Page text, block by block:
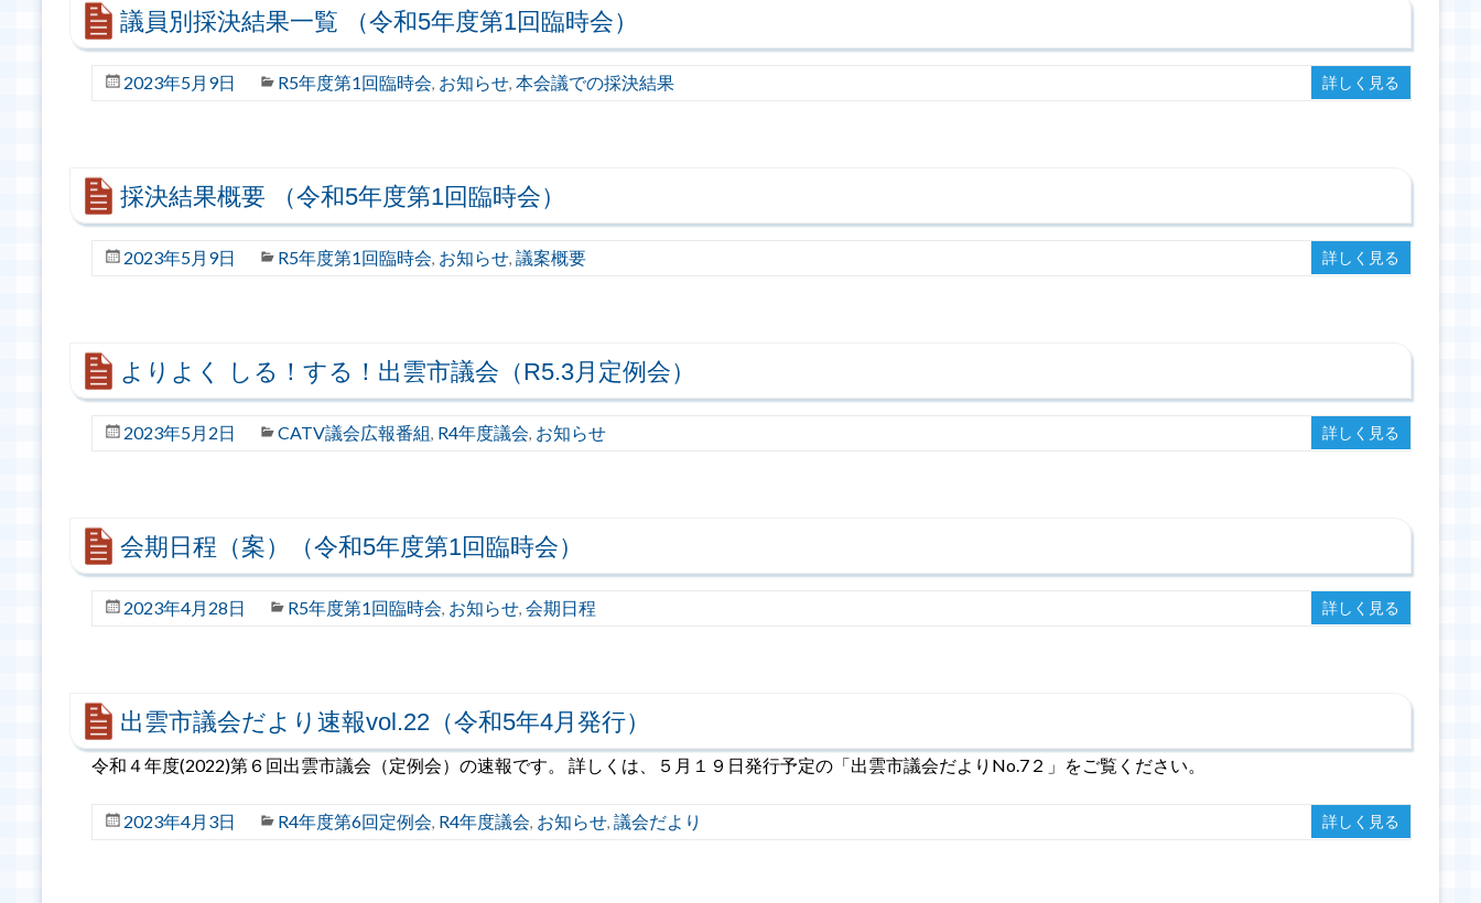
議員別採決結果一覧 （令和5年度第1回臨時会）
2023年5月9日 R5年度第1回臨時会, お知らせ, 本会議での採決結果 詳しく見る
採決結果概要 （令和5年度第1回臨時会）
2023年5月9日 R5年度第1回臨時会, お知らせ, 議案概要 詳しく見る
よりよく しる！する！出雲市議会（R5.3月定例会）
2023年5月2日 CATV議会広報番組, R4年度議会, お知らせ 詳しく見る
会期日程（案）（令和5年度第1回臨時会）
2023年4月28日 R5年度第1回臨時会, お知らせ, 会期日程 詳しく見る
出雲市議会だより速報vol.22（令和5年4月発行）
令和４年度(2022)第６回出雲市議会（定例会）の速報です。 詳しくは、５月１９日発行予定の「出雲市議会だよりNo.7２」をご覧ください。
2023年4月3日 R4年度第6回定例会, R4年度議会, お知らせ, 議会だより 詳しく見る